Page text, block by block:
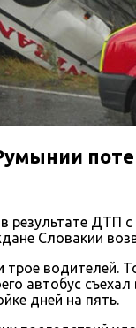
ДТП
Словакии
трое водителей.
автобус
дней на пять.